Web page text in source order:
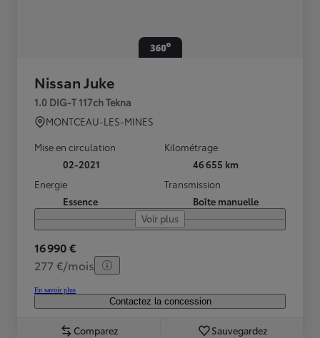
Nissan Juke
1.0 DIG-T 117ch Tekna
MONTCEAU-LES-MINES
Mise en circulation
02-2021
Kilométrage
46 655 km
Energie
Essence
Transmission
Boîte manuelle
Voir plus
16 990 €
277 €/mois
En savoir plus
Contactez la concession
Comparez Sauvegardez